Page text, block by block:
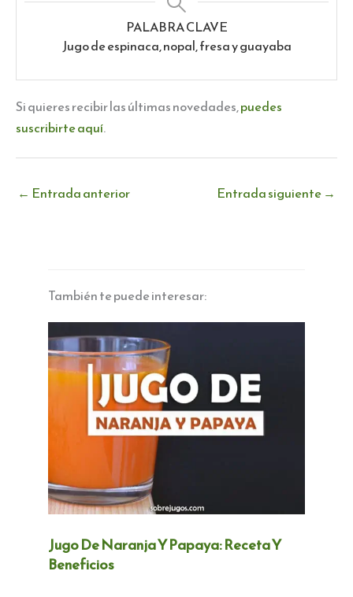
PALABRA CLAVE
Jugo de espinaca, nopal, fresa y guayaba
Si quieres recibir las últimas novedades,puedes
suscribirte aquí.
← Entrada anterior Entrada siguiente →
También te puede interesar:
Jugo De Naranja Y Papaya: Receta Y
Beneficios